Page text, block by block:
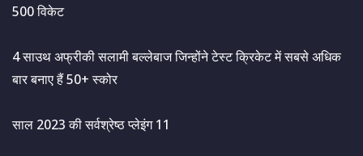
500 विकेट
4 साउथ अफ्रीकी सलामी बल्लेबाज जिन्होंने टेस्ट क्रिकेट में सबसे अधिक
बार बनाए हैं 50+ स्कोर
साल 2023 की सर्वश्रेष्ठ प्लेइंग 11